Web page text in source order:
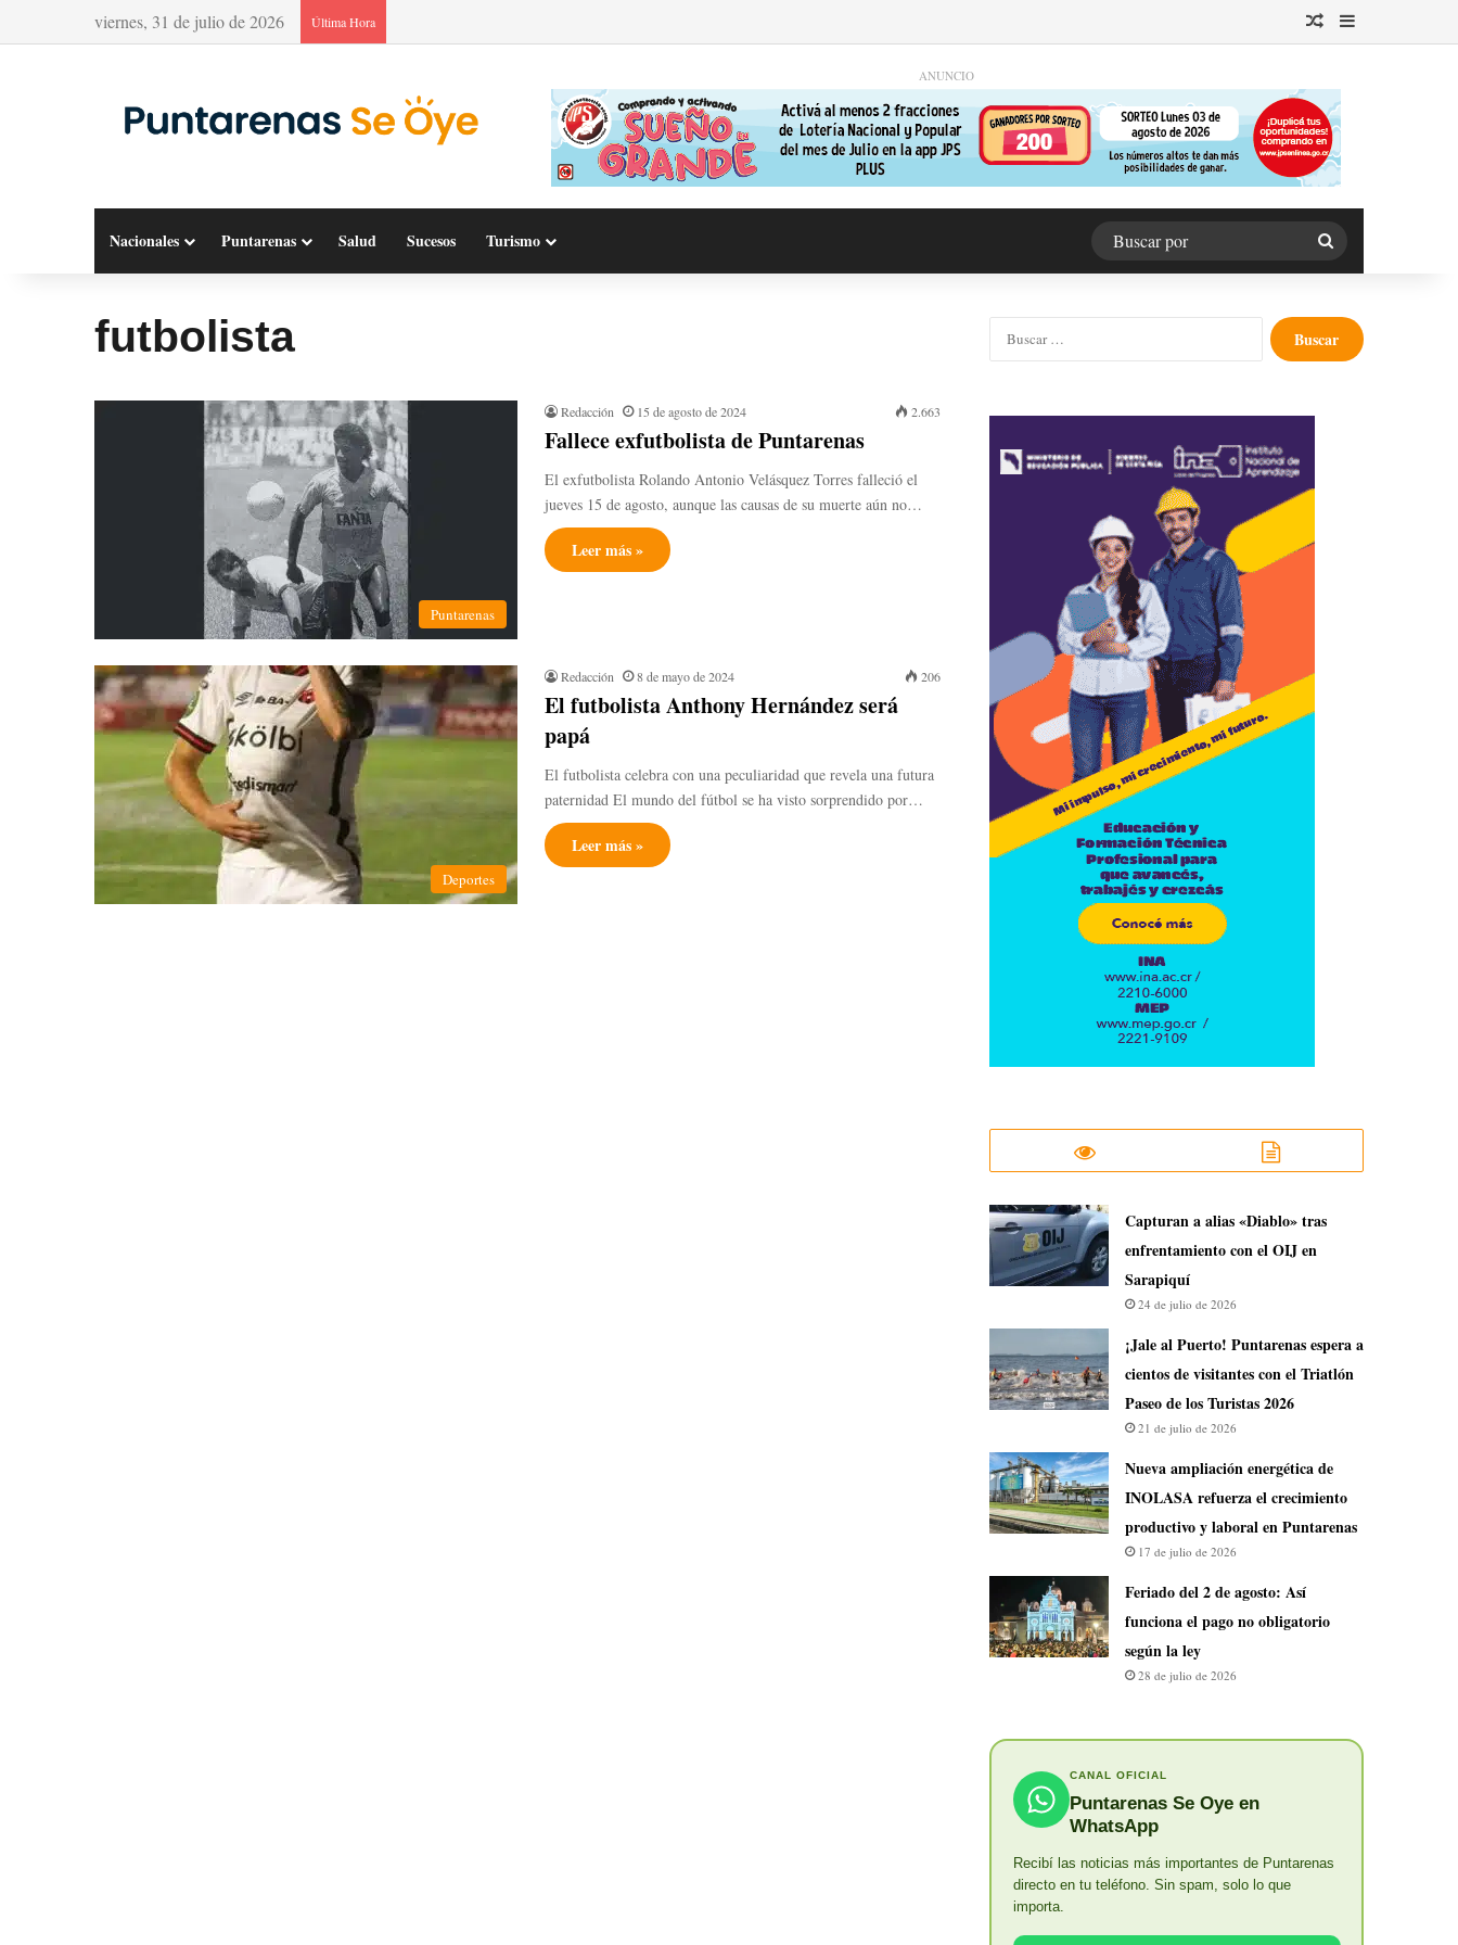
viernes, 31 de julio de 2026 Última Hora Publicación al azar
Barra lateral
ANUNCIO
Nacionales Puntarenas Salud Sucesos Turismo
Buscar
por
futbolista
Puntarenas
Redacción 15 de agosto de 2024 2.663
Fallece exfutbolista de Puntarenas
El exfutbolista Rolando Antonio Velásquez Torres falleció el
jueves 15 de agosto, aunque las causas de su muerte aún no…
Leer más »
Deportes
Redacción 8 de mayo de 2024 206
El futbolista Anthony Hernández será
papá
El futbolista celebra con una peculiaridad que revela una futura
paternidad El mundo del fútbol se ha visto sorprendido por…
Leer más »
Buscar:
Capturan a alias «Diablo» tras
enfrentamiento con el OIJ en
Sarapiquí
24 de julio de 2026
¡Jale al Puerto! Puntarenas espera a
cientos de visitantes con el Triatlón
Paseo de los Turistas 2026
21 de julio de 2026
Nueva ampliación energética de
INOLASA refuerza el crecimiento
productivo y laboral en Puntarenas
17 de julio de 2026
Feriado del 2 de agosto: Así
funciona el pago no obligatorio
según la ley
28 de julio de 2026
CANAL OFICIAL
Puntarenas Se Oye en
WhatsApp
Recibí las noticias más importantes de Puntarenas
directo en tu teléfono. Sin spam, solo lo que
importa.